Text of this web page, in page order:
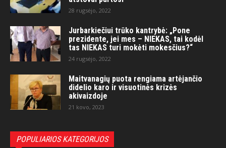
28 rugsėjo, 2022
Jurbarkiečiui trūko kantrybė: „Pone
prezidente, jei mes – NIEKAS, tai kodėl
tas NIEKAS turi mokėti mokesčius?“
24 rugsėjo, 2022
Maitvanagių puota rengiama artėjančio
didelio karo ir visuotinės krizės
akivaizdoje
21 kovo, 2023
POPULIARIOS KATEGORIJOS